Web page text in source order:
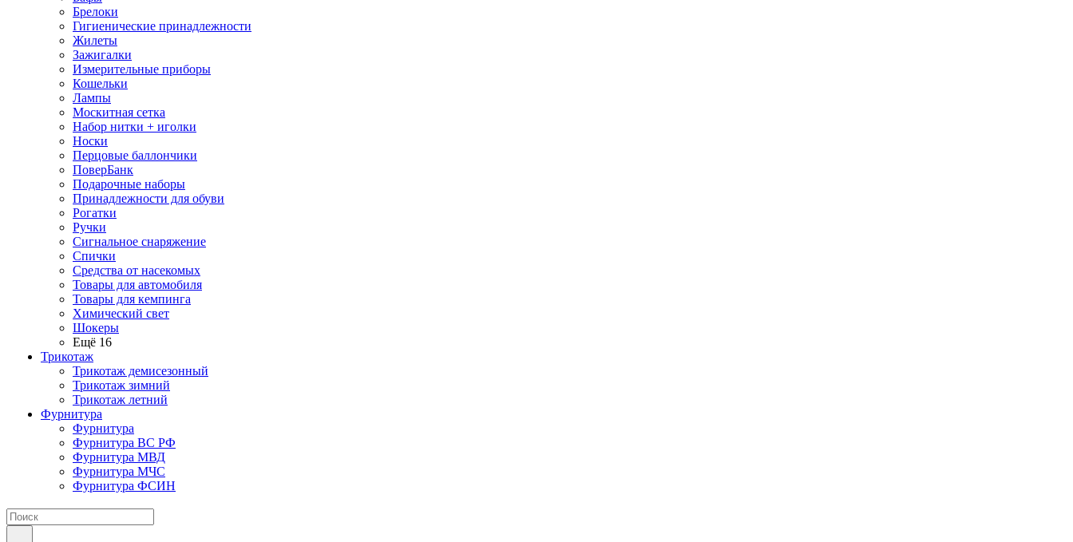
Брелоки
Гигиенические принадлежности
Жилеты
Зажигалки
Измерительные приборы
Кошельки
Лампы
Москитная сетка
Набор нитки + иголки
Носки
Перцовые баллончики
ПоверБанк
Подарочные наборы
Принадлежности для обуви
Рогатки
Ручки
Сигнальное снаряжение
Спички
Средства от насекомых
Товары для автомобиля
Товары для кемпинга
Химический свет
Шокеры
Ещё 16
Трикотаж
Трикотаж демисезонный
Трикотаж зимний
Трикотаж летний
Фурнитура
Фурнитура
Фурнитура ВС РФ
Фурнитура МВД
Фурнитура МЧС
Фурнитура ФСИН